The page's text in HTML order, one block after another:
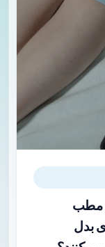
مطب
بدل